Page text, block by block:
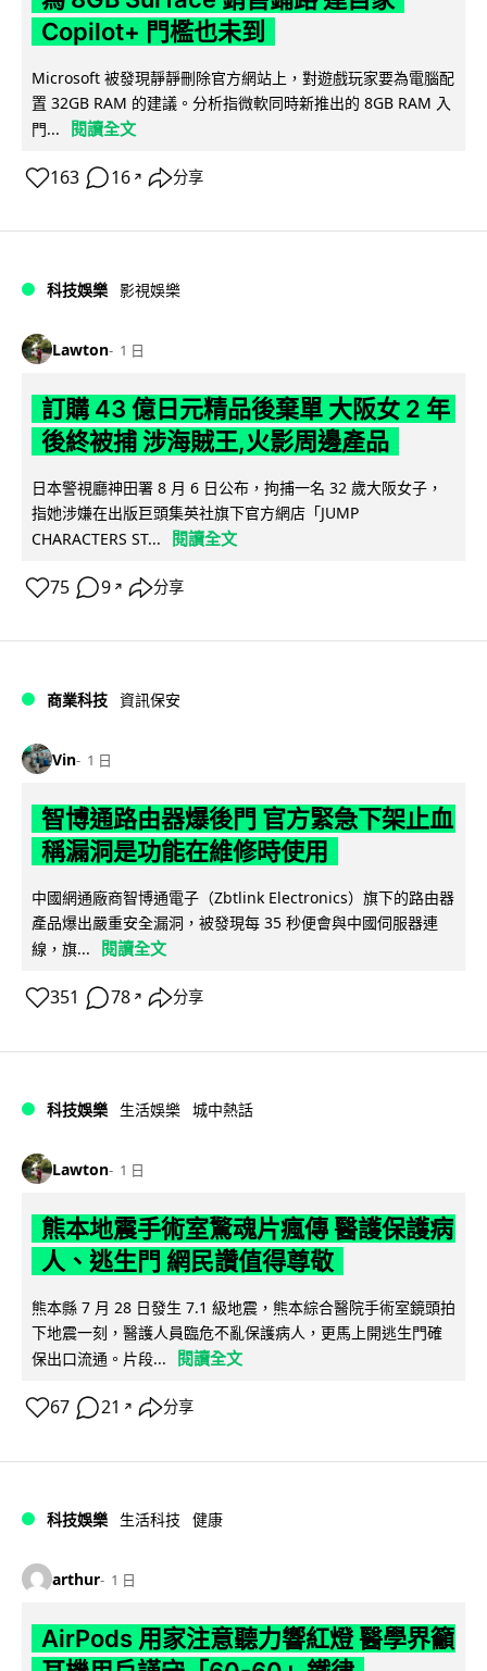
Copilot+ 門檻也未到
Microsoft 被發現靜靜刪除官方網站上，對遊戲玩家要為電腦配
置 32GB RAM 的建議。分析指微軟同時新推出的 8GB RAM 入
門...
閱讀全文
163 16 ↗ 分享
科技娛樂 影視娛樂
Lawton 1 日
訂購 43 億日元精品後棄單 大阪女 2 年
後終被捕 涉海賊王,火影周邊產品
日本警視廳神田署 8 月 6 日公布，拘捕一名 32 歲大阪女子，
指她涉嫌在出版巨頭集英社旗下官方網店「JUMP
CHARACTERS ST...
閱讀全文
75 9 ↗ 分享
商業科技 資訊保安
Vin 1 日
智博通路由器爆後門 官方緊急下架止血
稱漏洞是功能在維修時使用
中國網通廠商智博通電子（Zbtlink Electronics）旗下的路由器
產品爆出嚴重安全漏洞，被發現每 35 秒便會與中國伺服器連
線，旗...
閱讀全文
351 78 ↗ 分享
科技娛樂 生活娛樂 城中熱話
Lawton 1 日
熊本地震手術室驚魂片瘋傳 醫護保護病
人、逃生門 網民讚值得尊敬
熊本縣 7 月 28 日發生 7.1 級地震，熊本綜合醫院手術室鏡頭拍
下地震一刻，醫護人員臨危不亂保護病人，更馬上開逃生門確
保出口流通。片段...
閱讀全文
67 21 ↗ 分享
科技娛樂 生活科技 健康
arthur 1 日
AirPods 用家注意聽力響紅燈 醫學界籲